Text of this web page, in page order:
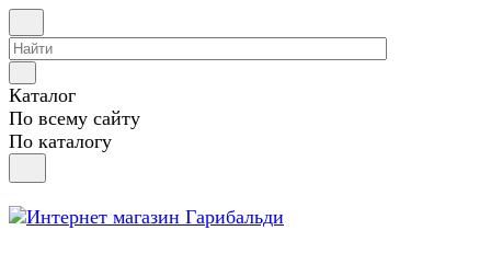
Каталог
По всему сайту
По каталогу